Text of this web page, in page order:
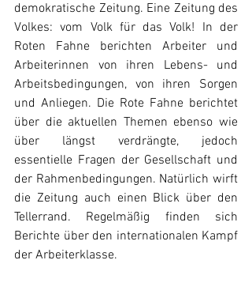
demokratische Zeitung. Eine Zeitung des
Volkes: vom Volk für das Volk! In der
Roten Fahne berichten Arbeiter und
Arbeiterinnen von ihren Lebens- und
Arbeitsbedingungen, von ihren Sorgen
und Anliegen. Die Rote Fahne berichtet
über die aktuellen Themen ebenso wie
über längst verdrängte, jedoch
essentielle Fragen der Gesellschaft und
der Rahmenbedingungen. Natürlich wirft
die Zeitung auch einen Blick über den
Tellerrand. Regelmäßig finden sich
Berichte über den internationalen Kampf
der Arbeiterklasse.